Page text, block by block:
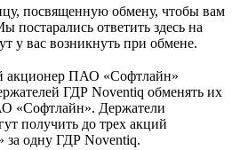
посвященную обмену, чтобы вам
ответить здесь на
у вас возникнуть при обмене.
акционер ПАО «Софтлайн»
ГДР Noventiq обменять их
«Софтлайн». Держатели
получить до трех акций
за одну ГДР Noventiq.​